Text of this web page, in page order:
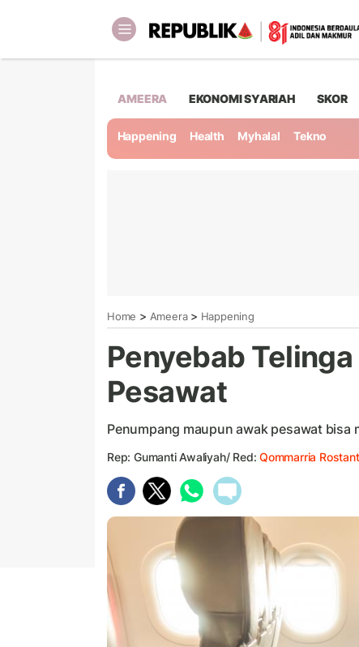
AMEERA EKONOMI SYARIAH SKOR
Happening Health Myhalal Tekno
Home > Ameera> Happening
Penyebab
Pesawat
Penumpang maupun awak pesawat bisa
Rep: Gumanti Awaliyah/ Red:Qommarria